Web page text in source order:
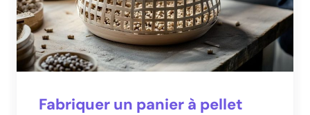
Fabriquer un panier à pellet